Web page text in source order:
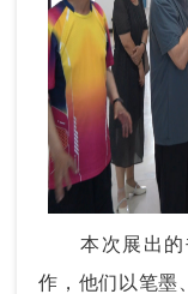
本次展出的
作，他们以笔墨